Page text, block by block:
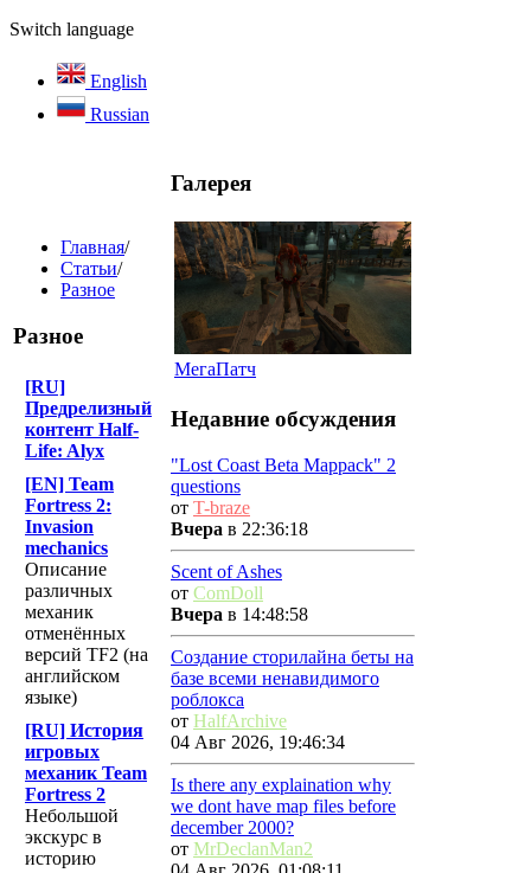
Switch language
English
Russian
Главная/
Статьи/
Разное
Разное
[RU]
Предрелизный
контент Half-
Life: Alyx
[EN] Team
Fortress 2:
Invasion
mechanics
Описание
различных
механик
отменённых
версий TF2 (на
английском
языке)
[RU] История
игровых
механик Team
Fortress 2
Небольшой
экскурс в
историю
Галерея
МегаПатч
Недавние обсуждения
"Lost Coast Beta Mappack" 2
questions
от T-braze
Вчера в 22:36:18
Scent of Ashes
от ComDoll
Вчера в 14:48:58
Создание сторилайна беты на
базе всеми ненавидимого
роблокса
от HalfArchive
04 Авг 2026, 19:46:34
Is there any explaination why
we dont have map files before
december 2000?
от MrDeclanMan2